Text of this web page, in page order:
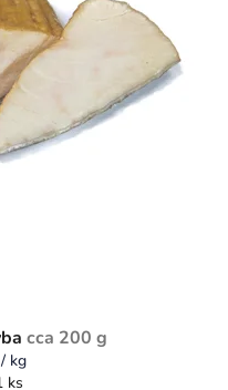
cca 200 g
/ kg
ks